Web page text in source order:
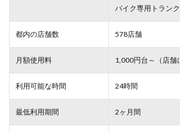
バイク専用トラン
都内の店舗数 578店舗
月額使用料 1,000円台～（店舗
利用可能な時間 24時間
最低利用期間 2ヶ月間